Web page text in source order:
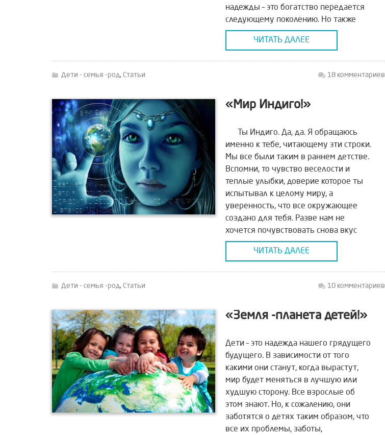
надежды – это богатство передается
следующему поколению. Но также
потомкам достается их боль, страхи,
разочарование, чувство одиночества,
ЧИТАТЬ ДАЛЕЕ
Дети - семья -род, Статьи 18 комментариев
«Мир Индиго!»
Ты Индиго. Да, да. Я обращаюсь
именно к тебе, читающему эти строки.
Мы все были таким в раннем детстве.
Вспомни, то чувство веселости и
теплые улыбки, доверие которое ты
испытывал к целому миру, а
уверенность, что все окружающее
создано для тебя. Разве нам не
хочется почувствовать снова вкус
свободы и человеческой теплоты, […]
ЧИТАТЬ ДАЛЕЕ
Дети - семья -род, Статьи 10 комментариев
«Земля -планета детей!»
Дети – это надежда нашего грядущего
будущего. В зависимости от того
какими они станут, когда вырастут,
мир будет меняться в лучшую или
худшую сторону. Все взрослые об
этом знают. Но, к сожалению, они
заботятся о детях таким образом, что
все их проблемы, заботы,